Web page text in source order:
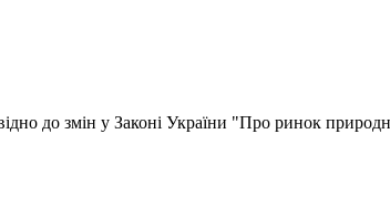
до змін у Законі України "Про ринок